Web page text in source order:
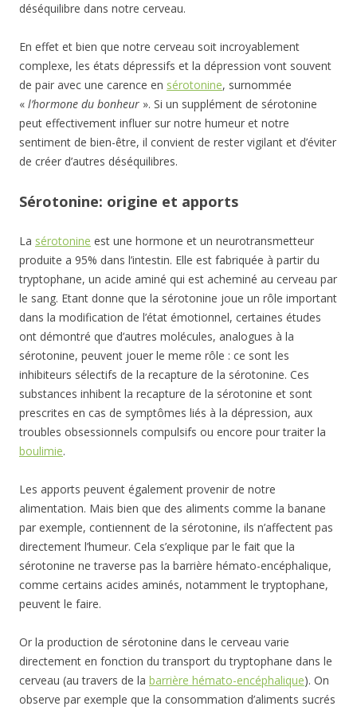
déséquilibre dans notre cerveau.
En effet et bien que notre cerveau soit incroyablement
complexe, les états dépressifs et la dépression vont souvent
de pair avec une carence en sérotonine, surnommée
« l’hormone du bonheur ». Si un supplément de sérotonine
peut effectivement influer sur notre humeur et notre
sentiment de bien-être, il convient de rester vigilant et d’éviter
de créer d’autres déséquilibres.
Sérotonine: origine et apports
La sérotonine est une hormone et un neurotransmetteur
produite a 95% dans l’intestin. Elle est fabriquée à partir du
tryptophane, un acide aminé qui est acheminé au cerveau par
le sang. Etant donne que la sérotonine joue un rôle important
dans la modification de l’état émotionnel, certaines études
ont démontré que d’autres molécules, analogues à la
sérotonine, peuvent jouer le meme rôle : ce sont les
inhibiteurs sélectifs de la recapture de la sérotonine. Ces
substances inhibent la recapture de la sérotonine et sont
prescrites en cas de symptômes liés à la dépression, aux
troubles obsessionnels compulsifs ou encore pour traiter la
boulimie.
Les apports peuvent également provenir de notre
alimentation. Mais bien que des aliments comme la banane
par exemple, contiennent de la sérotonine, ils n’affectent pas
directement l’humeur. Cela s’explique par le fait que la
sérotonine ne traverse pas la barrière hémato-encéphalique,
comme certains acides aminés, notamment le tryptophane,
peuvent le faire.
Or la production de sérotonine dans le cerveau varie
directement en fonction du transport du tryptophane dans le
cerveau (au travers de la barrière hémato-encéphalique). On
observe par exemple que la consommation d’aliments sucrés